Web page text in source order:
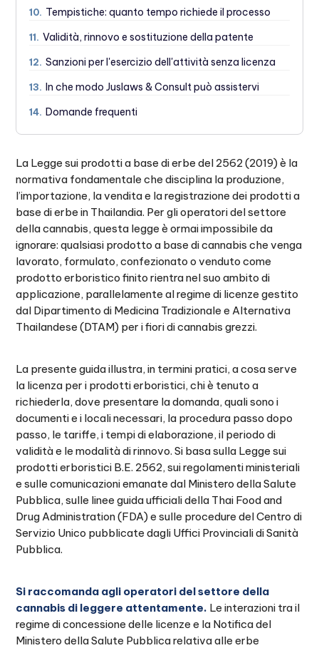
10. Tempistiche: quanto tempo richiede il processo
11. Validità, rinnovo e sostituzione della patente
12. Sanzioni per l'esercizio dell'attività senza licenza
13. In che modo Juslaws & Consult può assistervi
14. Domande frequenti
La Legge sui prodotti a base di erbe del 2562 (2019) è la
normativa fondamentale che disciplina la produzione,
l’importazione, la vendita e la registrazione dei prodotti a
base di erbe in Thailandia. Per gli operatori del settore
della cannabis, questa legge è ormai impossibile da
ignorare: qualsiasi prodotto a base di cannabis che venga
lavorato, formulato, confezionato o venduto come
prodotto erboristico finito rientra nel suo ambito di
applicazione, parallelamente al regime di licenze gestito
dal Dipartimento di Medicina Tradizionale e Alternativa
Thailandese (DTAM) per i fiori di cannabis grezzi.
La presente guida illustra, in termini pratici, a cosa serve
la licenza per i prodotti erboristici, chi è tenuto a
richiederla, dove presentare la domanda, quali sono i
documenti e i locali necessari, la procedura passo dopo
passo, le tariffe, i tempi di elaborazione, il periodo di
validità e le modalità di rinnovo. Si basa sulla Legge sui
prodotti erboristici B.E. 2562, sui regolamenti ministeriali
e sulle comunicazioni emanate dal Ministero della Salute
Pubblica, sulle linee guida ufficiali della Thai Food and
Drug Administration (FDA) e sulle procedure del Centro di
Servizio Unico pubblicate dagli Uffici Provinciali di Sanità
Pubblica.
Si raccomanda agli operatori del settore della
cannabis di leggere attentamente. Le interazioni tra il
regime di concessione delle licenze e la Notifica del
Ministero della Salute Pubblica relativa alle erbe